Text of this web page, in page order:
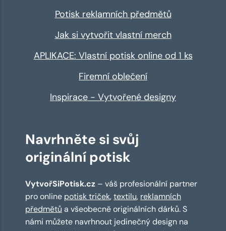
Potisk reklamních předmětů
Jak si vytvořit vlastní merch
APLIKACE: Vlastní potisk online od 1 ks
Firemní oblečení
Inspirace - Vytvořené designy
Navrhněte si svůj
originální potisk
VytvořSiPotisk.cz – váš profesionální partner
pro online potisk triček,textilu, reklamních
předmětů a všeobecně originálních dárků. S
námi můžete navrhnout jedinečný design na